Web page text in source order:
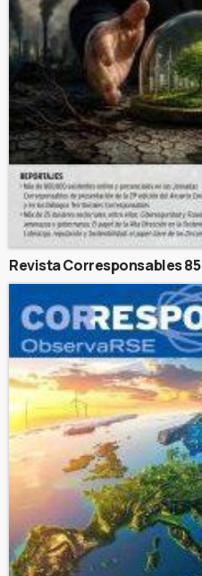
Revista Corresponsables 85